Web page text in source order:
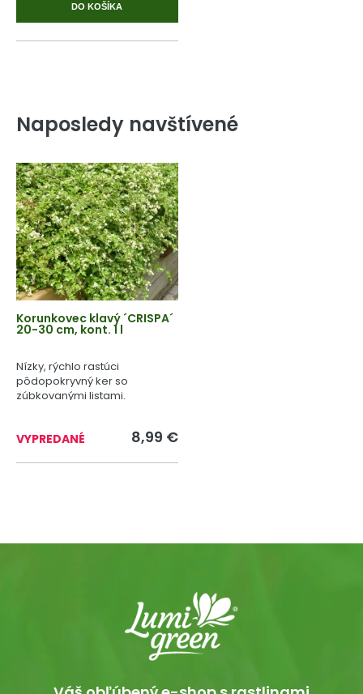
DO KOŠÍKA
Naposledy navštívené
Korunkovec klavý ´CRISPA´
20-30 cm, kont. 1 l
Nízky, rýchlo rastúci
pôdopokryvný ker so
zúbkovanými listami.
VYPREDANÉ 8,99 €